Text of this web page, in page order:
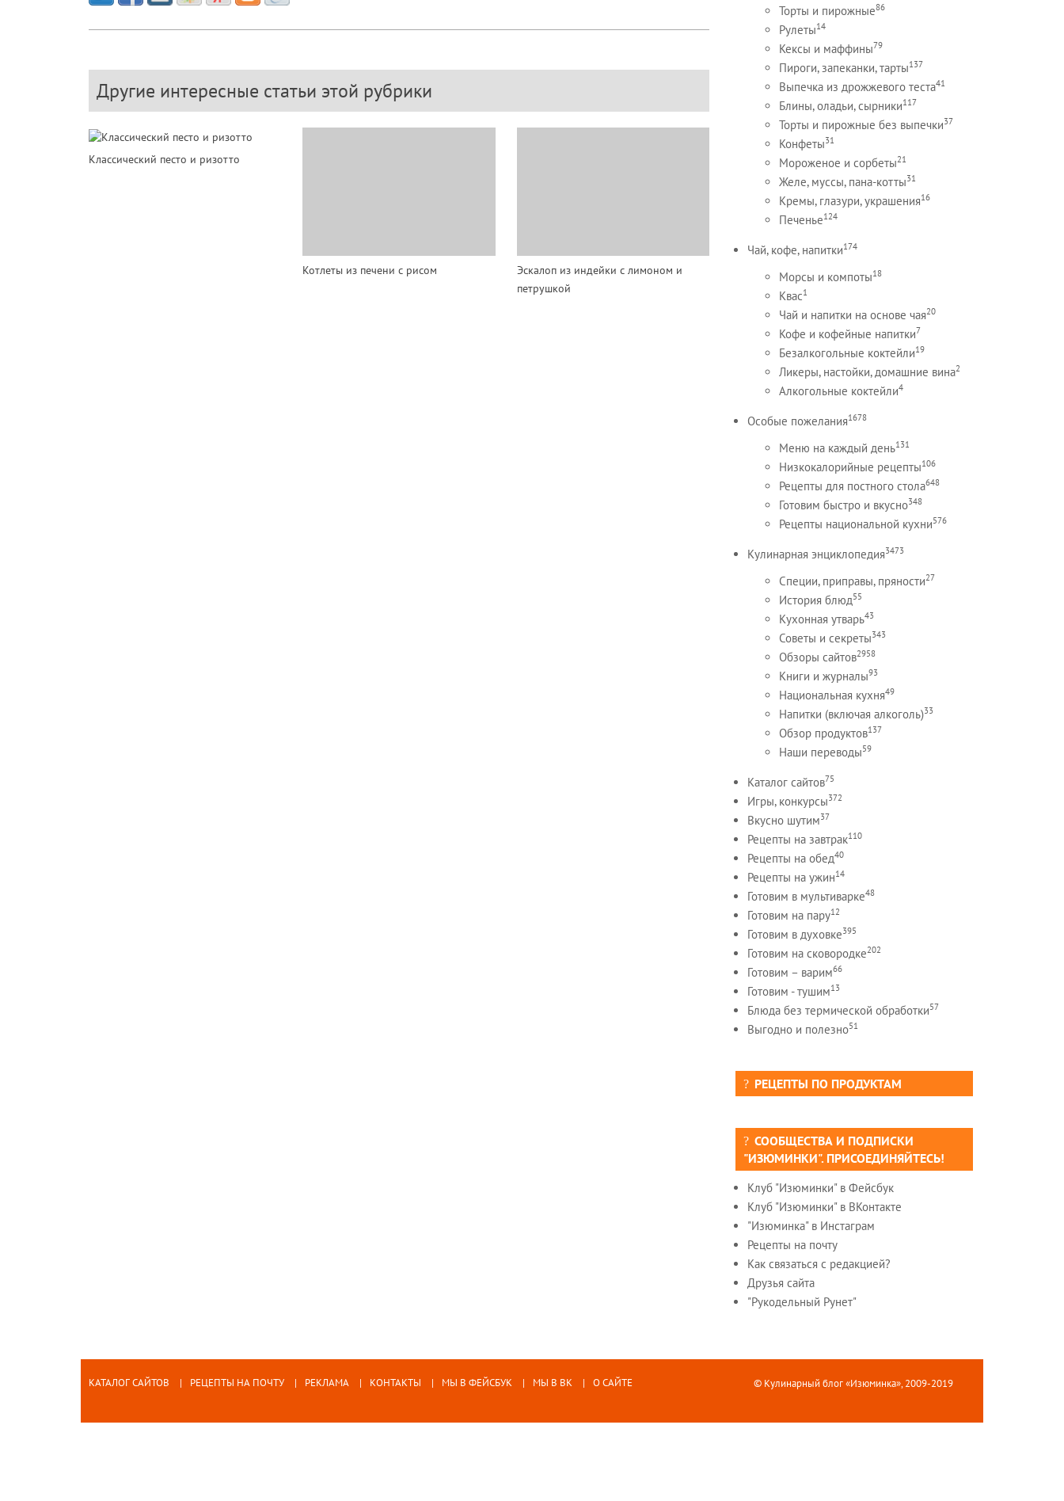
Другие интересные статьи этой рубрики
Классический песто и ризотто
Котлеты из печени с рисом
Эскалоп из индейки с лимоном и
петрушкой
Торты и пирожные86
Рулеты14
Кексы и маффины79
Пироги, запеканки, тарты137
Выпечка из дрожжевого теста41
Блины, оладьи, сырники117
Торты и пирожные без выпечки37
Конфеты31
Мороженое и сорбеты21
Желе, муссы, пана-котты31
Кремы, глазури, украшения16
Печенье124
Чай, кофе, напитки174
Морсы и компоты18
Квас1
Чай и напитки на основе чая20
Кофе и кофейные напитки7
Безалкогольные коктейли19
Ликеры, настойки, домашние вина2
Алкогольные коктейли4
Особые пожелания1678
Меню на каждый день131
Низкокалорийные рецепты106
Рецепты для постного стола648
Готовим быстро и вкусно348
Рецепты национальной кухни576
Кулинарная энциклопедия3473
Специи, приправы, пряности27
История блюд55
Кухонная утварь43
Советы и секреты343
Обзоры сайтов2958
Книги и журналы93
Национальная кухня49
Напитки (включая алкоголь)33
Обзор продуктов137
Наши переводы59
Каталог сайтов75
Игры, конкурсы372
Вкусно шутим37
Рецепты на завтрак110
Рецепты на обед40
Рецепты на ужин14
Готовим в мультиварке48
Готовим на пару12
Готовим в духовке395
Готовим на сковородке202
Готовим – варим66
Готовим - тушим13
Блюда без термической обработки57
Выгодно и полезно51
РЕЦЕПТЫ ПО ПРОДУКТАМ
СООБЩЕСТВА И ПОДПИСКИ
"ИЗЮМИНКИ". ПРИСОЕДИНЯЙТЕСЬ!
Клуб "Изюминки" в Фейсбук
Клуб "Изюминки" в ВКонтакте
"Изюминка" в Инстаграм
Рецепты на почту
Как связаться с редакцией?
Друзья сайта
"Рукодельный Рунет"
КАТАЛОГ САЙТОВ РЕЦЕПТЫ НА ПОЧТУ РЕКЛАМА КОНТАКТЫ МЫ В ФЕЙСБУК МЫ В ВК О САЙТЕ © Кулинарный блог «Изюминка», 2009-2019